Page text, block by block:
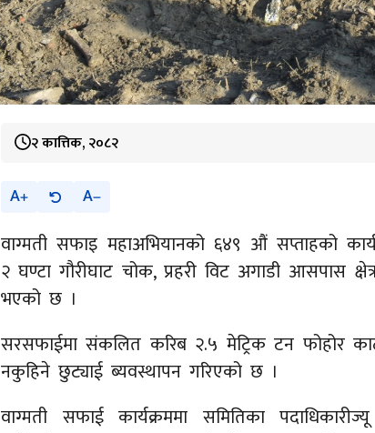
२ कात्तिक, २०८२
A A
वाग्मती सफाइ महाअभियानको ६४९ औं सप्ताहको
२ घण्टा गौरीघाट चोक, प्रहरी विट अगाडी आसपास
भएको छ ।
सरसफाईमा संकलित करिब २.५ मेट्रिक टन फोहोर
नकुहिने छुट्याई ब्यवस्थापन गरिएको छ ।
वाग्मती सफाई कार्यक्रममा समितिका